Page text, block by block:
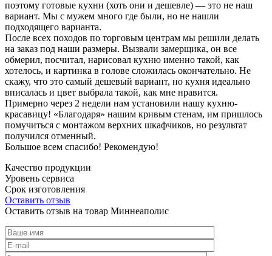
поэтому готовые кухни (хоть они и дешевле) — это не наш
вариант. Мы с мужем много где были, но не нашли
подходящего варианта.
После всех походов по торговым центрам мы решили делать
на заказ под наши размеры. Вызвали замерщика, он все
обмерил, посчитал, нарисовал кухню именно такой, как
хотелось, и картинка в голове сложилась окончательно. Не
скажу, что это самый дешевый вариант, но кухня идеально
вписалась и цвет выбрала такой, как мне нравится.
Примерно через 2 недели нам установили нашу кухню-
красавицу! «Благодаря» нашим кривым стенам, им пришлось
помучиться с монтажом верхних шкафчиков, но результат
получился отменный.
Большое всем спасибо! Рекомендую!
Качество продукции
Уровень сервиса
Срок изготовления
Оставить отзыв
Оставить отзыв на товар Миннеаполис